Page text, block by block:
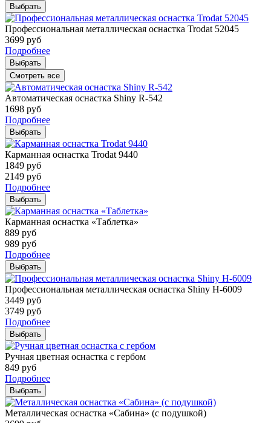
Выбрать
Профессиональная металлическая оснастка Trodat 52045
3699 руб
Подробнее
Выбрать
Смотреть все
Автоматическая оснастка Shiny R-542
1698 руб
Подробнее
Выбрать
Карманная оснастка Trodat 9440
1849 руб
2149 руб
Подробнее
Выбрать
Карманная оснастка «Таблетка»
889 руб
989 руб
Подробнее
Выбрать
Профессиональная металлическая оснастка Shiny H-6009
3449 руб
3749 руб
Подробнее
Выбрать
Ручная цветная оснастка с гербом
849 руб
Подробнее
Выбрать
Металлическая оснастка «Сабина» (с подушкой)